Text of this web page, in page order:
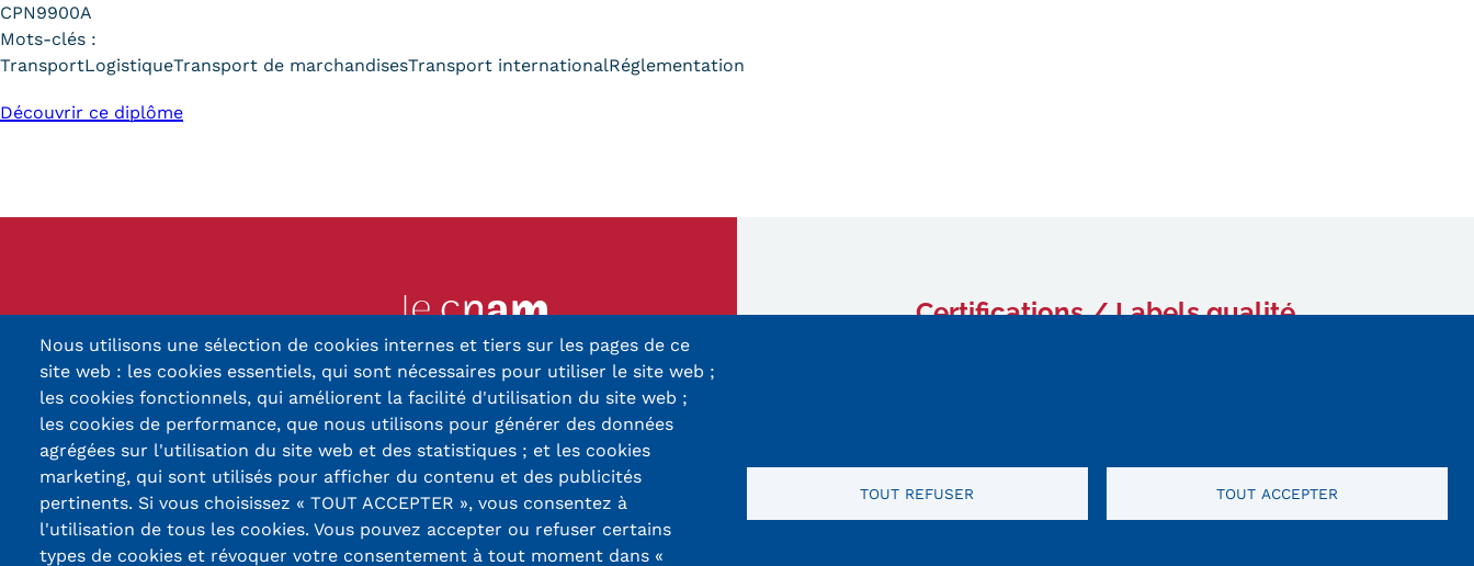
CPN9900A
Mots-clés :
TransportLogistiqueTransport de marchandisesTransport internationalRéglementation
Découvrir ce diplôme
13, Rue Ernest Thierry-Mieg
90010 BELFORT Cedex
03 84 58 33 10
Réseaux
sociaux
Certifications / Labels qualité
Nous utilisons une sélection de cookies internes et tiers sur les pages de ce
site web : les cookies essentiels, qui sont nécessaires pour utiliser le site web ;
les cookies fonctionnels, qui améliorent la facilité d'utilisation du site web ;
les cookies de performance, que nous utilisons pour générer des données
agrégées sur l'utilisation du site web et des statistiques ; et les cookies
marketing, qui sont utilisés pour afficher du contenu et des publicités
pertinents. Si vous choisissez « TOUT ACCEPTER », vous consentez à
l'utilisation de tous les cookies. Vous pouvez accepter ou refuser certains
types de cookies et révoquer votre consentement à tout moment dans «
TOUT REFUSER TOUT ACCEPTER